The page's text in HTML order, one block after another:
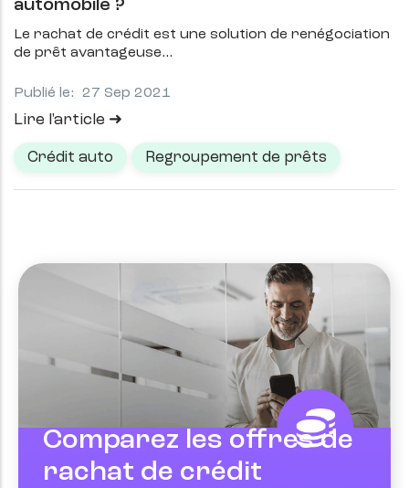
automobile ?
Le rachat de crédit est une solution de renégociation
de prêt avantageuse
Publié le: 27 Sep 2021
Lire l'article
Crédit auto Regroupement de prêts
Comparez les offres de
rachat de crédit